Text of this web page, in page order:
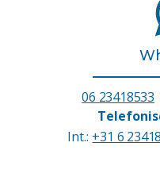
06 23418533
Int.: +31 6